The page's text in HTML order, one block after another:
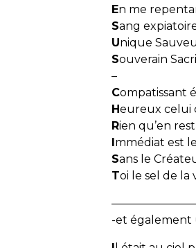
En me
Sang
Unique
Souverain
–
Compatissant
Heureux celui
Rien qu’en
Immédiat est
Sans le
Toi le sel de la
-et également